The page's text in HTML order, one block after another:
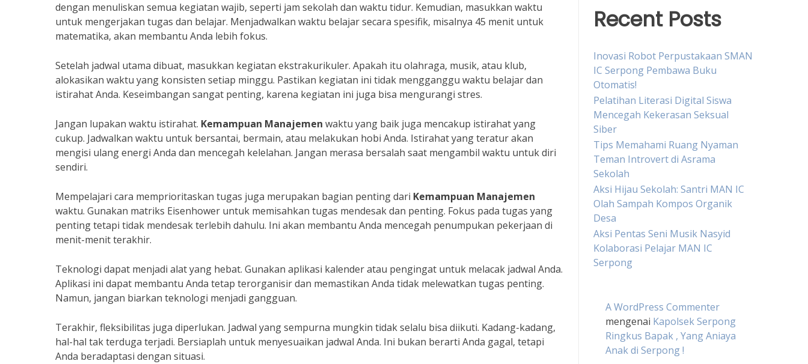
dengan menuliskan semua kegiatan wajib, seperti jam sekolah dan waktu tidur. Kemudian, masukkan waktu
untuk mengerjakan tugas dan belajar. Menjadwalkan waktu belajar secara spesifik, misalnya 45 menit untuk
matematika, akan membantu Anda lebih fokus.
Setelah jadwal utama dibuat, masukkan kegiatan ekstrakurikuler. Apakah itu olahraga, musik, atau klub,
alokasikan waktu yang konsisten setiap minggu. Pastikan kegiatan ini tidak mengganggu waktu belajar dan
istirahat Anda. Keseimbangan sangat penting, karena kegiatan ini juga bisa mengurangi stres.
Jangan lupakan waktu istirahat. Kemampuan Manajemen waktu yang baik juga mencakup istirahat yang
cukup. Jadwalkan waktu untuk bersantai, bermain, atau melakukan hobi Anda. Istirahat yang teratur akan
mengisi ulang energi Anda dan mencegah kelelahan. Jangan merasa bersalah saat mengambil waktu untuk diri
sendiri.
Mempelajari cara memprioritaskan tugas juga merupakan bagian penting dari Kemampuan Manajemen
waktu. Gunakan matriks Eisenhower untuk memisahkan tugas mendesak dan penting. Fokus pada tugas yang
penting tetapi tidak mendesak terlebih dahulu. Ini akan membantu Anda mencegah penumpukan pekerjaan di
menit-menit terakhir.
Teknologi dapat menjadi alat yang hebat. Gunakan aplikasi kalender atau pengingat untuk melacak jadwal Anda.
Aplikasi ini dapat membantu Anda tetap terorganisir dan memastikan Anda tidak melewatkan tugas penting.
Namun, jangan biarkan teknologi menjadi gangguan.
Terakhir, fleksibilitas juga diperlukan. Jadwal yang sempurna mungkin tidak selalu bisa diikuti. Kadang-kadang,
hal-hal tak terduga terjadi. Bersiaplah untuk menyesuaikan jadwal Anda. Ini bukan berarti Anda gagal, tetapi
Anda beradaptasi dengan situasi.
Recent Posts
Inovasi Robot Perpustakaan SMAN
IC Serpong Pembawa Buku
Otomatis!
Pelatihan Literasi Digital Siswa
Mencegah Kekerasan Seksual
Siber
Tips Memahami Ruang Nyaman
Teman Introvert di Asrama
Sekolah
Aksi Hijau Sekolah: Santri MAN IC
Olah Sampah Kompos Organik
Desa
Aksi Pentas Seni Musik Nasyid
Kolaborasi Pelajar MAN IC
Serpong
A WordPress Commenter
mengenai Kapolsek Serpong
Ringkus Bapak , Yang Aniaya
Anak di Serpong !